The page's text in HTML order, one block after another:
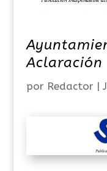
Aclaración
por Redactor|